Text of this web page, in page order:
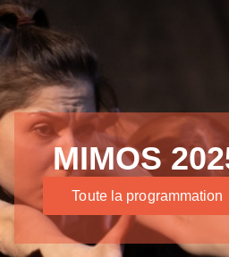
MIMOS
Toute la programmation